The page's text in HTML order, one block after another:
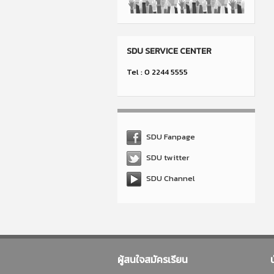
SDU SERVICE CENTER
Tel : 0 2244 5555
SDU Fanpage
SDU twitter
SDU Channel
ผู้สนใจสมัครเรียน